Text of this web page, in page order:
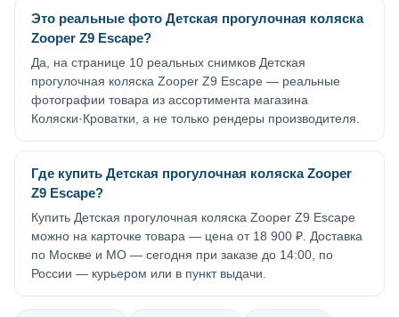
Это реальные фото Детская прогулочная коляска
Zooper Z9 Escape?
Да, на странице 10 реальных снимков Детская
прогулочная коляска Zooper Z9 Escape — реальные
фотографии товара из ассортимента магазина
Коляски·Кроватки, а не только рендеры производителя.
Где купить Детская прогулочная коляска Zooper
Z9 Escape?
Купить Детская прогулочная коляска Zooper Z9 Escape
можно на карточке товара — цена от 18 900 ₽. Доставка
по Москве и МО — сегодня при заказе до 14:00, по
России — курьером или в пункт выдачи.